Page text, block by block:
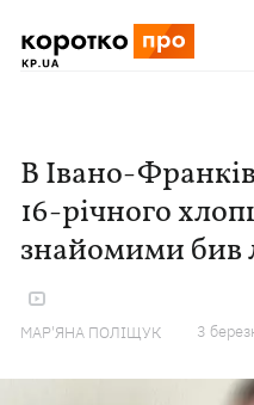
В Івано-
16-річного
знайомими бив
МАР'ЯНА ПОЛІЩУК 3